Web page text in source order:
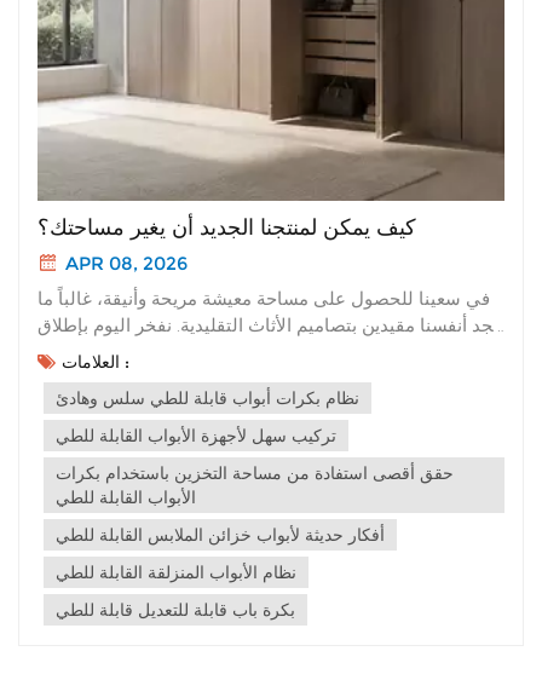
كيف يمكن لمنتجنا الجديد أن يغير مساحتك؟
APR 08, 2026
في سعينا للحصول على مساحة معيشة مريحة وأنيقة، غالباً ما
نجد أنفسنا مقيدين بتصاميم الأثاث التقليدية. نفخر اليوم بإطلاق
منتجنا الجديد. إنه ليس مجرد تحديث، بل هو تغيير جذري
لتجربتك المكانية. أولاً، دعونا نتحدث عن مزاياها الأساسية التي
تجعلها متميزة عن جميع الخيارات التقليدية: Oيتميز منتجنا
الجديد بألوا...
العلامات :
نظام بكرات أبواب قابلة للطي سلس وهادئ
تركيب سهل لأجهزة الأبواب القابلة للطي
حقق أقصى استفادة من مساحة التخزين باستخدام بكرات
الأبواب القابلة للطي
أفكار حديثة لأبواب خزائن الملابس القابلة للطي
نظام الأبواب المنزلقة القابلة للطي
بكرة باب قابلة للتعديل قابلة للطي